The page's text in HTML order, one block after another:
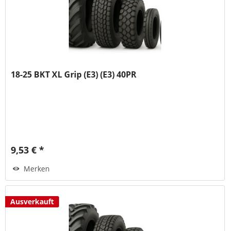
18-25 BKT XL Grip (E3) (E3) 40PR
9,53 € *
Merken
Ausverkauft